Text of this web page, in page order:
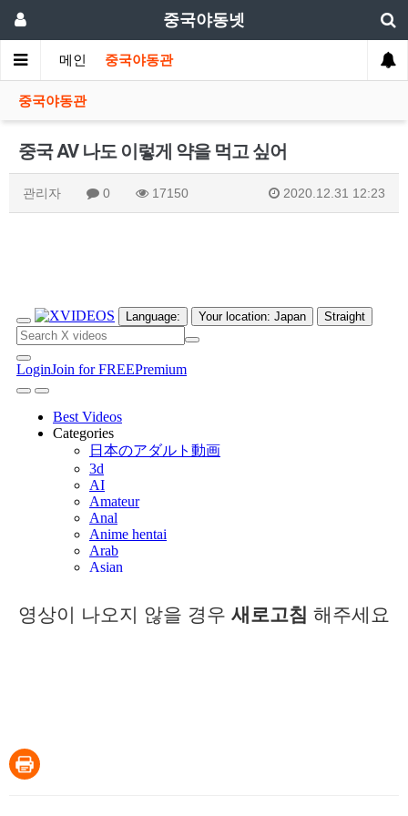
중국야동넷
메인 중국야동관
중국야동관
중국 AV 나도 이렇게 약을 먹고 싶어
관리자 0 17150 2020.12.31 12:23
영상이 나오지 않을 경우 새로고침 해주세요